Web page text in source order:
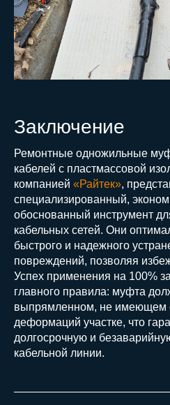
Заключение
Ремонтные одножильные
кабелей с пластмассовой
компанией «Райтек»,
специализированный,
обоснованный инструмент
кабельных сетей. Они
быстрого и надежного
повреждений, позволяя
Успех применения на 100%
главного правила: муфта
выпрямленном, не имеющем
деформаций участке, что
долгосрочную и
кабельной линии.